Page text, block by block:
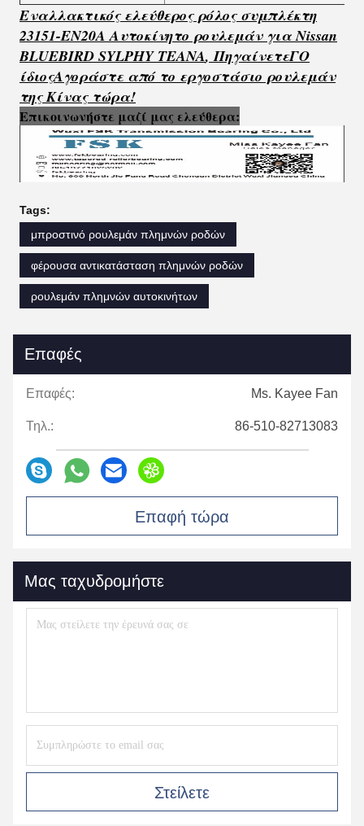
Εναλλακτικός ελεύθερος ρόλος συμπλέκτη
23151-EN20A Αυτοκίνητο ρουλεμάν για Nissan
BLUEBIRD SYLPHY TEANA, ΠηγαίνετεΓΟ
ίδιοςΑγοράστε από το εργοστάσιο ρουλεμάν
της Κίνας τώρα!
Επικοινωνήστε μαζί μας ελεύθερα:
Tags:
μπροστινό ρουλεμάν πλημνών ροδών
φέρουσα αντικατάσταση πλημνών ροδών
ρουλεμάν πλημνών αυτοκινήτων
Επαφές
Επαφές: Ms. Kayee Fan
Τηλ.: 86-510-82713083
Επαφή τώρα
Μας ταχυδρομήστε
Στείλετε